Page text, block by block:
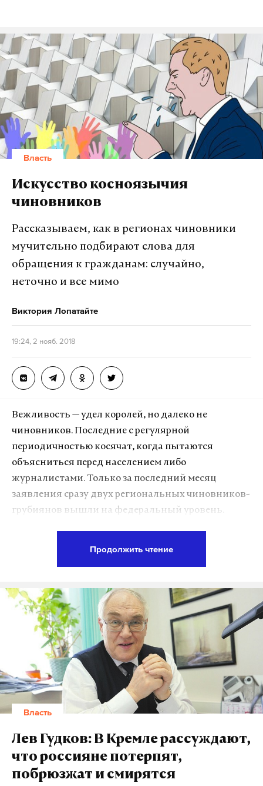
Власть
Искусство косноязычия
чиновников
Рассказываем, как в регионах чиновники
мучительно подбирают слова для
обращения к гражданам: случайно,
неточно и все мимо
Виктория Лопатайте
19:24, 2 нояб. 2018
Вежливость — удел королей, но далеко не
чиновников. Последние с регулярной
периодичностью косячат, когда пытаются
объясниться перед населением либо
журналистами. Только за последний месяц
заявления сразу двух региональных чиновников-
грубиянов вышли на федеральный уровень.
действующий замминистра строительства
Красноярского края взял обманутых дольщиков
на слабо.«Внесете сами деньги и сами достроите.
Что, слабо? Пока вы не доплатите, хрен вы его
достроите», — заявил чиновник людям. Такие
перлы политиков уже давно перестали удивлять
не только журналистов, но и рядовых граждан.
Да и что удивляться? Когда, согласно закону,
оскорбить чиновника нельзя, а чиновник
оскорбить человека может.
Как выяснил Daily Storm, администрация
президента не ведет воспитательную работу с
Продолжить чтение
Власть
Лев Гудков: В Кремле рассуждают,
что россияне потерпят,
побрюзжат и смирятся